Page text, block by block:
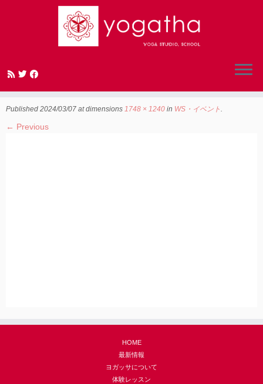
content
Published 2024/03/07 at dimensions 1748 × 1240 in WS・イベント.
← Previous
HOME
最新情報
ヨガッサについて
体験レッスン